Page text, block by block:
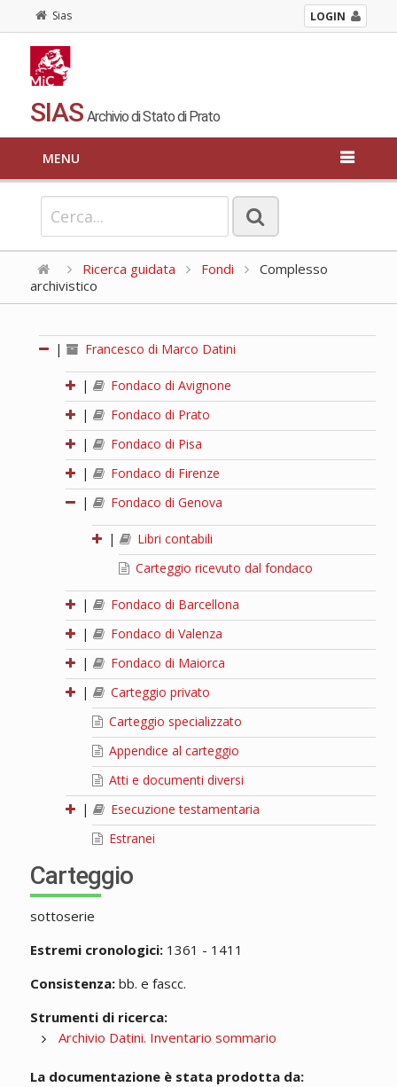
Sias LOGIN
SIAS Archivio di Stato di Prato
MENU
Ricerca guidata Fondi
Complesso
archivistico
| Francesco di Marco Datini
|
Fondaco di Avignone
|
Fondaco di Prato
|
Fondaco di Pisa
|
Fondaco di Firenze
|
Fondaco di Genova
|
Libri contabili
Carteggio ricevuto dal fondaco
|
Fondaco di Barcellona
|
Fondaco di Valenza
|
Fondaco di Maiorca
|
Carteggio privato
Carteggio specializzato
Appendice al carteggio
Atti e documenti diversi
|
Esecuzione testamentaria
Estranei
Carteggio
sottoserie
Estremi cronologici:1361 - 1411
Consistenza:bb. e fascc.
Strumenti di ricerca:
Archivio Datini. Inventario sommario
La documentazione è stata prodotta da: